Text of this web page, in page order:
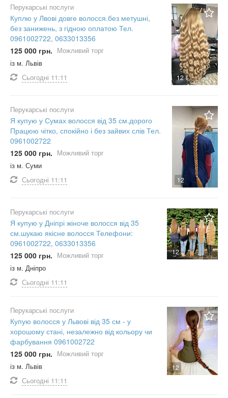
12
Перукарські послуги
Куплю у Лвові довге волосся.без метушні,
без занижень, з гідною оплатою Тел.
0961002722, 0633013356
125 000 грн. Можливий торг
із м. Львів
Сьогодні 11:11
12
Перукарські послуги
Я купую у Сумах волосся від 35 см.дорого
Працюю чітко, спокійно і без зайвих слів Тел.
0961002722
125 000 грн. Можливий торг
із м. Суми
Сьогодні 11:11
12
Перукарські послуги
Я купую у Дніпрі жіноче волосся від 35
см.шукаю якісне волосся Телефони:
0961002722, 0633013356
125 000 грн. Можливий торг
із м. Дніпро
Сьогодні 11:11
12
Перукарські послуги
Купую волосся у Львові від 35 см - у
хорошому стані, незалежно від кольору чи
фарбування 0961002722
125 000 грн. Можливий торг
із м. Львів
Сьогодні 11:11